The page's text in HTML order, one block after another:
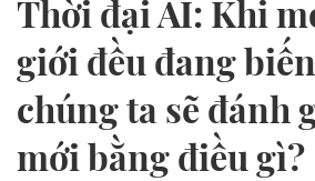
Thời đại AI: Khi
giới đều đang
chúng ta sẽ đánh
mới bằng điều gì?